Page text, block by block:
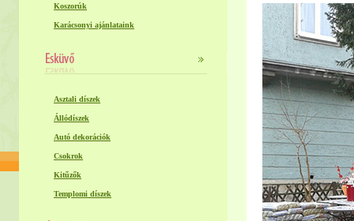
Koszorúk
Karácsonyi ajánlataink
Asztali díszek
Állódíszek
Autó dekorációk
Csokrok
Kitűzők
Templomi díszek